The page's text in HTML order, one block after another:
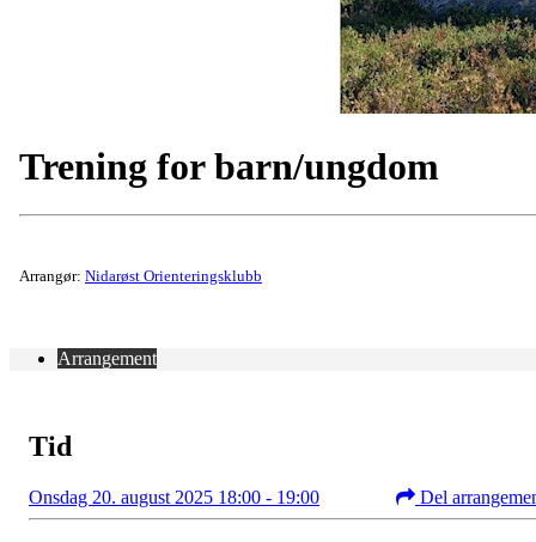
Trening for barn/ungdom
Arrangør: Nidarøst Orienteringsklubb
Arrangement
Tid
Onsdag 20. august 2025 18:00 - 19:00 Del